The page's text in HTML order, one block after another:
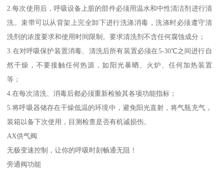
2.每次使用后，呼吸设备上脏的部件必须用温水和中性清洁剂进行清
洗。束带可以从背架上完全卸下进行洗涤消毒，洗涤时必须遵守清
洗剂的浓度要求和使用时间限制。要求清洗剂不含任何腐蚀成分；
3.在对呼吸保护装置消毒、清洗后所有装置必须在5-30℃之间进行自
然干燥，不要接触任何热源，如阳光暴晒、火炉、任何加热装置
等；
4.在每次清洗、消毒后都必须重新检验其各项功能指标；
5.将呼吸器储存在干燥低温的环境中，避免阳光直射，将气瓶充气，
装箱以备下次使用，目测检查是否有机诚损伤。
AX供气阀
无极变速控制，让你的呼吸时刻畅通无阻！
旁通阀功能